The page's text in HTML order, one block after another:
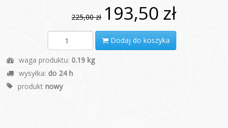
225,00 zł 193,50 zł
Dodaj do koszyka
waga produktu: 0.19 kg
wysyłka: do 24 h
produkt nowy